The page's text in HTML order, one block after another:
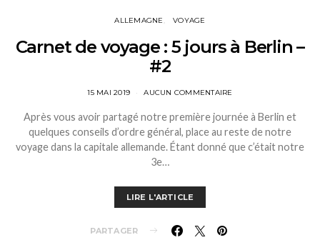
ALLEMAGNE VOYAGE
Carnet de voyage : 5 jours à Berlin –
#2
15 MAI 2019 AUCUN COMMENTAIRE
Après vous avoir partagé notre première journée à Berlin et
quelques conseils d’ordre général, place au reste de notre
voyage dans la capitale allemande. Étant donné que c’était notre
3e…
LIRE L'ARTICLE
PARTAGER